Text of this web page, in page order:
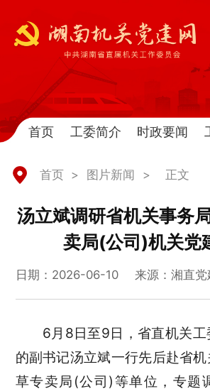
首页 工委简介 时政要闻
首页 > 图片新闻 > 正文
汤立斌调研省机关事务
卖局(公司)机关党
日期：2026-06-10 来源：湘直
6月8日至9日，省直机关
的副书记汤立斌一行先后赴省
草专卖局(公司)等单位，专题